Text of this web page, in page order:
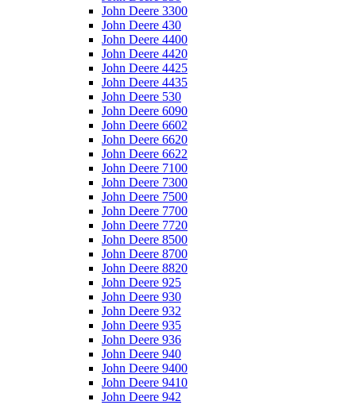
John Deere 3300
John Deere 430
John Deere 4400
John Deere 4420
John Deere 4425
John Deere 4435
John Deere 530
John Deere 6090
John Deere 6602
John Deere 6620
John Deere 6622
John Deere 7100
John Deere 7300
John Deere 7500
John Deere 7700
John Deere 7720
John Deere 8500
John Deere 8700
John Deere 8820
John Deere 925
John Deere 930
John Deere 932
John Deere 935
John Deere 936
John Deere 940
John Deere 9400
John Deere 9410
John Deere 942